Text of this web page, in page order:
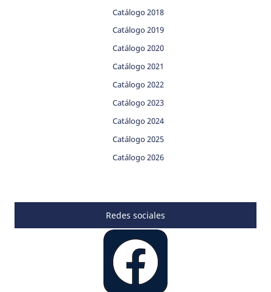
Catálogo 2018
Catálogo 2019
Catálogo 2020
Catálogo 2021
Catálogo 2022
Catálogo 2023
Catálogo 2024
Catálogo 2025
Catálogo 2026
Redes sociales